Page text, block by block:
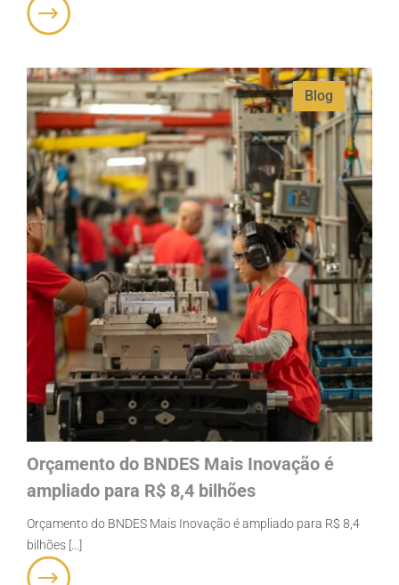
Blog
Orçamento do BNDES Mais Inovação é
ampliado para R$ 8,4 bilhões
Orçamento do BNDES Mais Inovação é ampliado para R$ 8,4
bilhões [...]